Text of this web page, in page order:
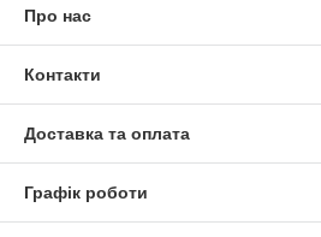
Про нас
Контакти
Доставка та оплата
Графік роботи